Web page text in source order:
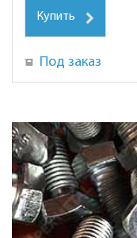
Купить
Под заказ